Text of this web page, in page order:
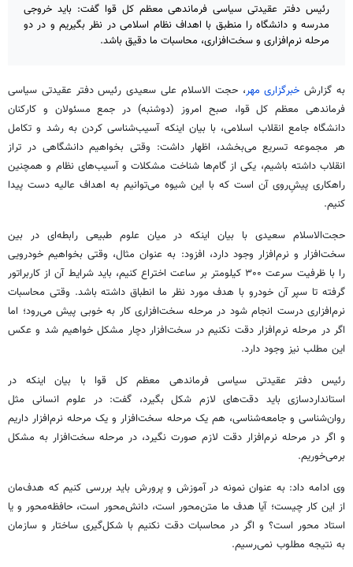
رئیس دفتر عقیدتی سیاسی فرماندهی معظم کل قوا گفت: باید خروجی
مدرسه و دانشگاه را منطبق با اهداف نظام اسلامی در نظر بگیریم و در دو
مرحله نرم‌افزاری و سخت‌افزاری، محاسبات ما دقیق باشد.
به گزارش خبرگزاری مهر،حجت الاسلام علی سعیدی رئیس دفتر عقیدتی سیاسی
فرماندهی معظم کل قوا، صبح امروز (دوشنبه) در جمع مسئولان و کارکنان
دانشگاهجامع انقلاب اسلامی، با بیان اینکه آسیب‌شناسی کردن به رشد و تکامل
هر مجموعه تسریع می‌بخشد، اظهار داشت: وقتی بخواهیم دانشگاهی در تراز
انقلاب داشته باشیم، یکی از گام‌ها شناخت مشکلات و آسیب‌های نظام و همچنین
راهکاری پیش‌ِروی آن است که با این شیوه می‌توانیم به اهداف عالیه دست پیدا
کنیم.
حجت‌الاسلام سعیدی با بیان اینکه در میان علوم طبیعی رابطه‌ای در بین
سخت‌افزار و نرم‌افزار وجود دارد، افزود: به عنوان مثال، وقتی بخواهیم خودرویی
را با ظرفیت سرعت ۳۰۰ کیلومتر بر ساعت اختراع کنیم، باید شرایط آن از کاربراتور
گرفته تا سپر آن خودرو با هدف مورد نظر ما انطباق داشته باشد. وقتی محاسبات
نرم‌افزاری درست انجام شود در مرحله سخت‌افزاری کار به خوبی پیش می‌رود؛ اما
اگر در مرحله نرم‌افزار دقت نکنیم در سخت‌افزار دچار مشکل خواهیم شد و عکس
این مطلب نیز وجود دارد.
رئیس دفتر عقیدتی سیاسی فرماندهی معظم کل قوا با بیان اینکه در
استانداردسازی باید دقت‌های لازم شکل بگیرد، گفت: در علوم انسانی مثل
روان‌شناسی و جامعه‌شناسی، هم یک مرحله سخت‌افزار و یک مرحله نرم‌افزار داریم
و اگر در مرحله نرم‌افزار دقت لازم صورت نگیرد، در مرحله سخت‌افزار به مشکل
برمی‌خوریم.
وی ادامه داد: به عنوان نمونه در آموزش و پرورش باید بررسی کنیم که هدف‌مان
از این کار چیست؛ آیا هدف ما متن‌محور است، دانش‌محور است، حافظه‌محور و یا
استاد محور است؟ و اگر در محاسبات دقت نکنیم با شکل‌گیری ساختار و سازمان
به نتیجه مطلوب نمی‌رسیم.